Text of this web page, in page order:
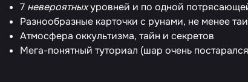
7 невероятныхуровней и по одной
Разнообразные карточки с рунами, не менее
Атмосфера оккультизма, тайн и секретов
Мега-понятный туториал (шар очень